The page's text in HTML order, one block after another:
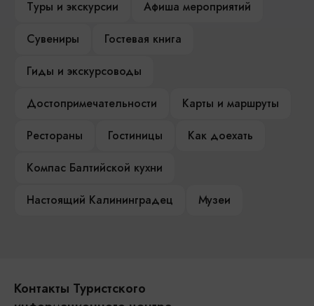
Туры и экскурсии
Афиша мероприятий
Сувениры
Гостевая книга
Гиды и экскурсоводы
Достопримечательности
Карты и маршруты
Рестораны
Гостиницы
Как доехать
Компас Балтийской кухни
Настоящий Калининградец
Музеи
Контакты Туристского